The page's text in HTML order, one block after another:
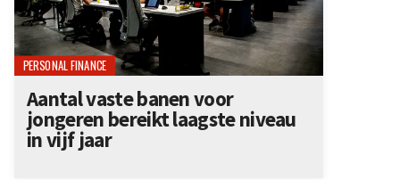
PERSONAL FINANCE
Aantal vaste banen voor
jongeren bereikt laagste niveau
in vijf jaar